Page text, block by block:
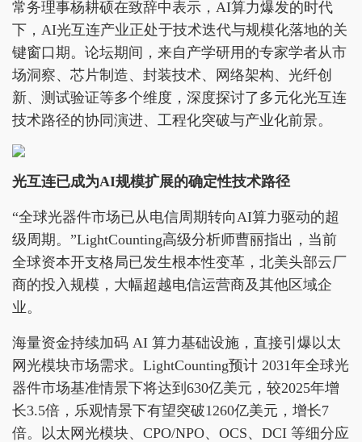
常务理事杨耕硕在致辞中表示，AI算力爆发的时代
下，AI光互连产业正处于技术迭代与规模化落地的关
键窗口期。论坛期间，来自产学研用的专家学者从市
场洞察、芯片制造、封装技术、网络架构、光纤创
新、测试验证等多个维度，深度探讨了多元化光互连
技术路径的协同演进、工程化突破与产业化前景。
光互连已成为AI规模扩展的确定性技术路径
“全球光器件市场已从电信周期转向AI算力驱动的超
级周期。”LightCounting高级分析师曹丽指出，当前
全球资本开支格局已发生根本性变革，北美头部云厂
商的投入规模，大幅超越电信运营商及其他区域企
业。
海量资金持续加码 AI 算力基础设施，直接引爆以太
网光模块市场需求。LightCounting预计 2031年全球光
器件市场基准情景下将达到630亿美元，较2025年增
长3.5倍，乐观情景下有望突破1260亿美元，增长7
倍。以太网光模块、CPO/NPO、OCS、DCI 等细分应